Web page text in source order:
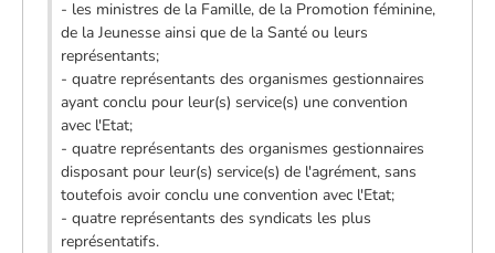
- les ministres de la Famille, de la Promotion féminine,
de la Jeunesse ainsi que de la Santé ou leurs
représentants;
- quatre représentants des organismes gestionnaires
ayant conclu pour leur(s) service(s) une convention
avec l'Etat;
- quatre représentants des organismes gestionnaires
disposant pour leur(s) service(s) de l'agrément, sans
toutefois avoir conclu une convention avec l'Etat;
- quatre représentants des syndicats les plus
représentatifs.